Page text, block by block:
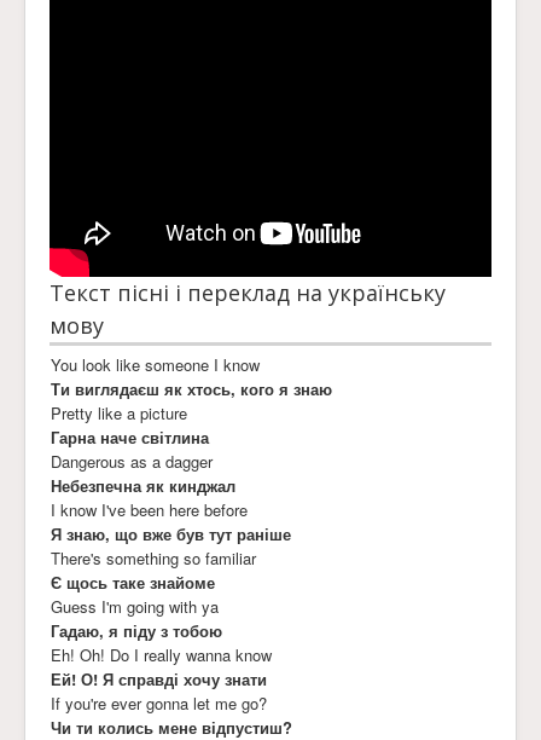
Текст пісні і переклад на українську
мову
You look like someone I know
Ти виглядаєш як хтось, кого я знаю
Pretty like a picture
Гарна наче світлина
Dangerous as a dagger
Небезпечна як кинджал
I know I've been here before
Я знаю, що вже був тут раніше
There's something so familiar
Є щось таке знайоме
Guess I'm going with ya
Гадаю, я піду з тобою
Eh! Oh! Do I really wanna know
Ей! О! Я справді хочу знати
If you're ever gonna let me go?
Чи ти колись мене відпустиш?